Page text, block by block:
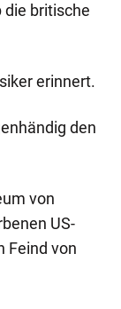
die britische
erinnert.
den
von
US-
Feind von